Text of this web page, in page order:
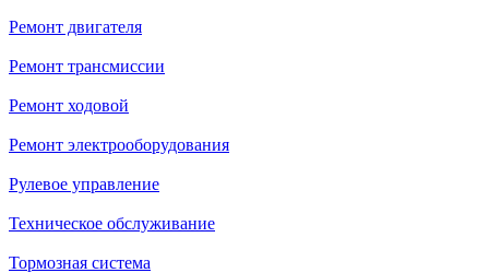
Ремонт двигателя
Ремонт трансмиссии
Ремонт ходовой
Ремонт электрооборудования
Рулевое управление
Техническое обслуживание
Тормозная система